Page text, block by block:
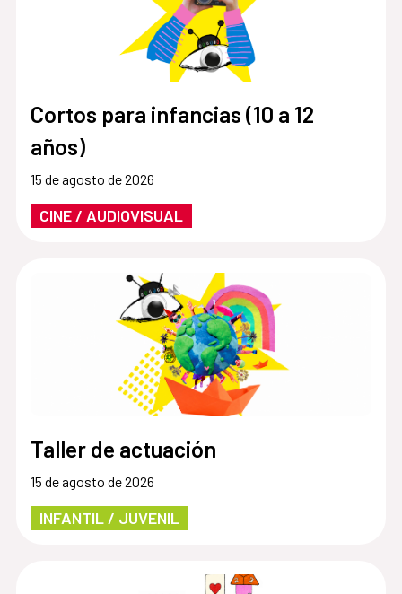
Cortos para infancias (10 a 12
años)
15 de agosto de 2026
CINE / AUDIOVISUAL
Taller de actuación
15 de agosto de 2026
INFANTIL / JUVENIL